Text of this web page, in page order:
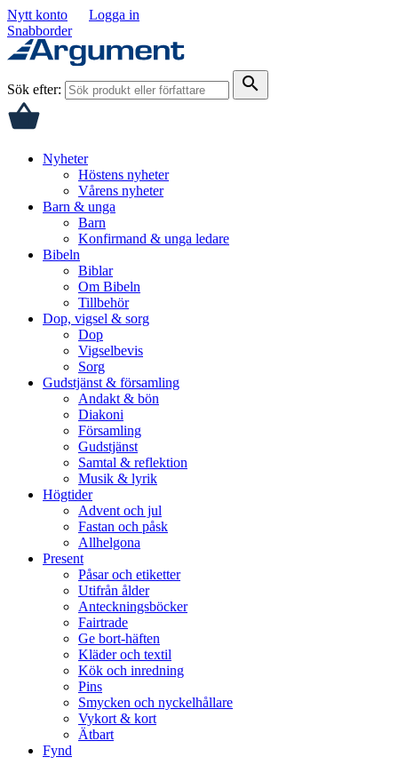
Nytt konto
Logga in
Snabborder
Sök efter: search
Nyheter
Höstens nyheter
Vårens nyheter
Barn & unga
Barn
Konfirmand & unga ledare
Bibeln
Biblar
Om Bibeln
Tillbehör
Dop, vigsel & sorg
Dop
Vigselbevis
Sorg
Gudstjänst & församling
Andakt & bön
Diakoni
Församling
Gudstjänst
Samtal & reflektion
Musik & lyrik
Högtider
Advent och jul
Fastan och påsk
Allhelgona
Present
Påsar och etiketter
Utifrån ålder
Anteckningsböcker
Fairtrade
Ge bort-häften
Kläder och textil
Kök och inredning
Pins
Smycken och nyckelhållare
Vykort & kort
Ätbart
Fynd